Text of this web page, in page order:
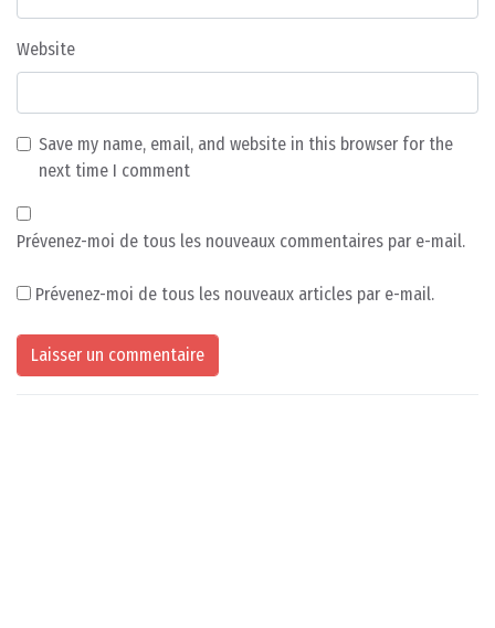
Website
Save my name, email, and website in this browser for the
next time I comment
Prévenez-moi de tous les nouveaux commentaires par e-mail.
Prévenez-moi de tous les nouveaux articles par e-mail.